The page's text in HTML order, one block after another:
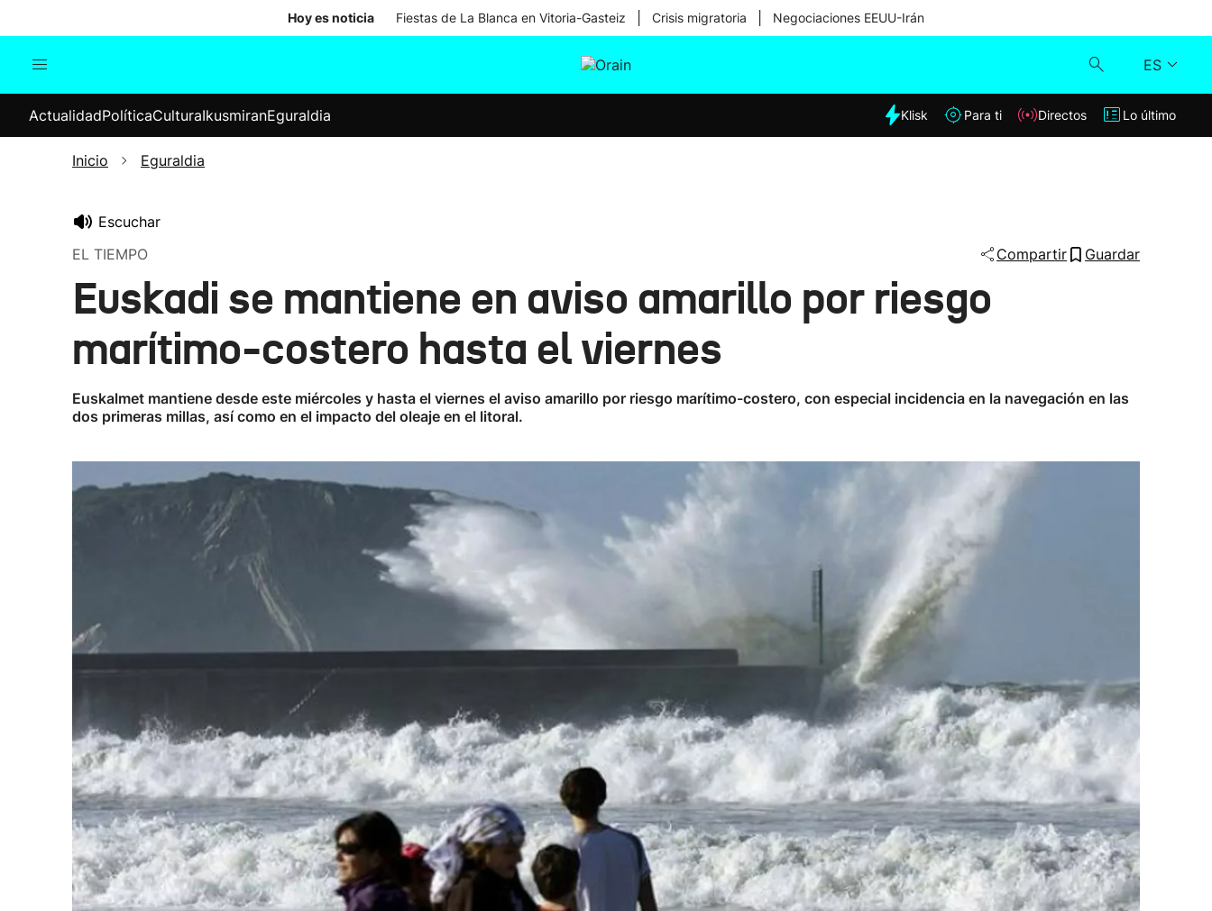
Hoy es noticia Fiestas de La Blanca en Vitoria-Gasteiz Crisis migratoria Negociaciones EEUU-Irán
ES
Internacional
Elecciones
Klisk
ActualidadPolíticaCulturaIkusmiranEguraldia Klisk Para ti Directos Lo último
Inicio Eguraldia
Escuchar
EL TIEMPO
Compartir Guardar
Euskadi se mantiene en aviso amarillo por riesgo
marítimo-costero hasta el viernes
Euskalmet mantiene desde este miércoles y hasta el viernes el aviso amarillo por riesgo marítimo-costero, con especial incidencia en la navegación en las
dos primeras millas, así como en el impacto del oleaje en el litoral.